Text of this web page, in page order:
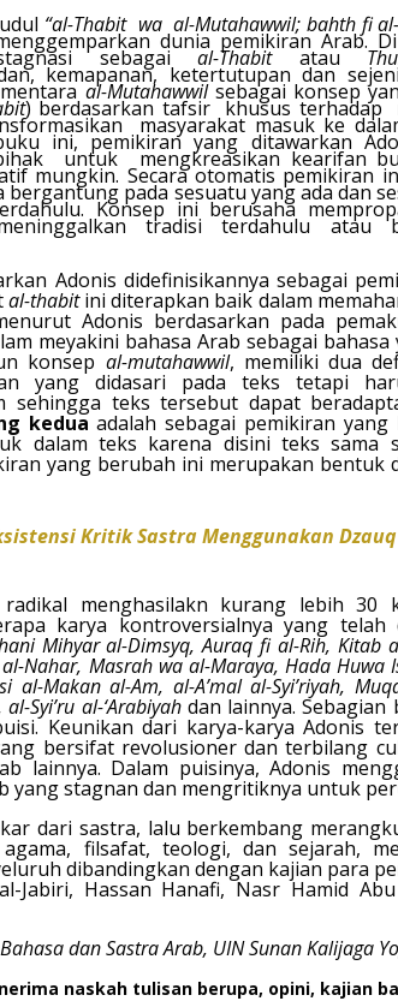
“al-Thabit wa al-Mutahawwil; bahth fi
dunia pemikiran Arab. Di
sebagaial-Thabitatau
kemapanan, ketertutupan dan
al-Mutahawwilsebagai konsep
) berdasarkan tafsir khusus terhadap
masyarakat masuk ke
ini, pemikiran yang ditawarkan
untuk mengkreasikan kearifan
mungkin. Secara otomatis pemikiran
pada sesuatu yang ada dan
Konsep ini berusaha
tradisi terdahulu atau
Adonis didefinisikannya sebagai
al-thabitini diterapkan baik dalam
Adonis berdasarkan pada
meyakini bahasa Arab sebagai bahasa
konsep al-mutahawwil, memiliki dua
yang didasari pada teks tetapi
sehingga teks tersebut dapat
kedua adalah sebagai pemikiran yang
dalam teks karena disini teks sama
yang berubah ini merupakan bentuk
Kritik Sastra Menggunakan
menghasilakn kurang lebih 30
karya kontroversialnya yang telah
Mihyar al-Dimsyq, Auraq fi al-Rih, Kitab
Nahar, Masrah wa al-Maraya, Hada Huwa
al-Makan al-Am, al-A’mal al-Syi’riyah,
Syi’ru al-‘Arabiyahdan lainnya. Sebagian
Keunikan dari karya-karya Adonis
bersifat revolusioner dan terbilang
lainnya. Dalam puisinya, Adonis
yang stagnan dan mengritiknya untuk
dari sastra, lalu berkembang
filsafat, teologi, dan sejarah,
dibandingkan dengan kajian para
Jabiri, Hassan Hanafi, Nasr Hamid
dan Sastra Arab, UIN Sunan Kalijaga
naskah tulisan berupa, opini, kajian